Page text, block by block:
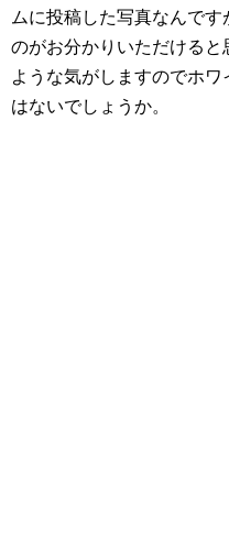
ムに投稿した写真なんで
のがお分かりいただける
ような気がしますのでホ
はないでしょうか。